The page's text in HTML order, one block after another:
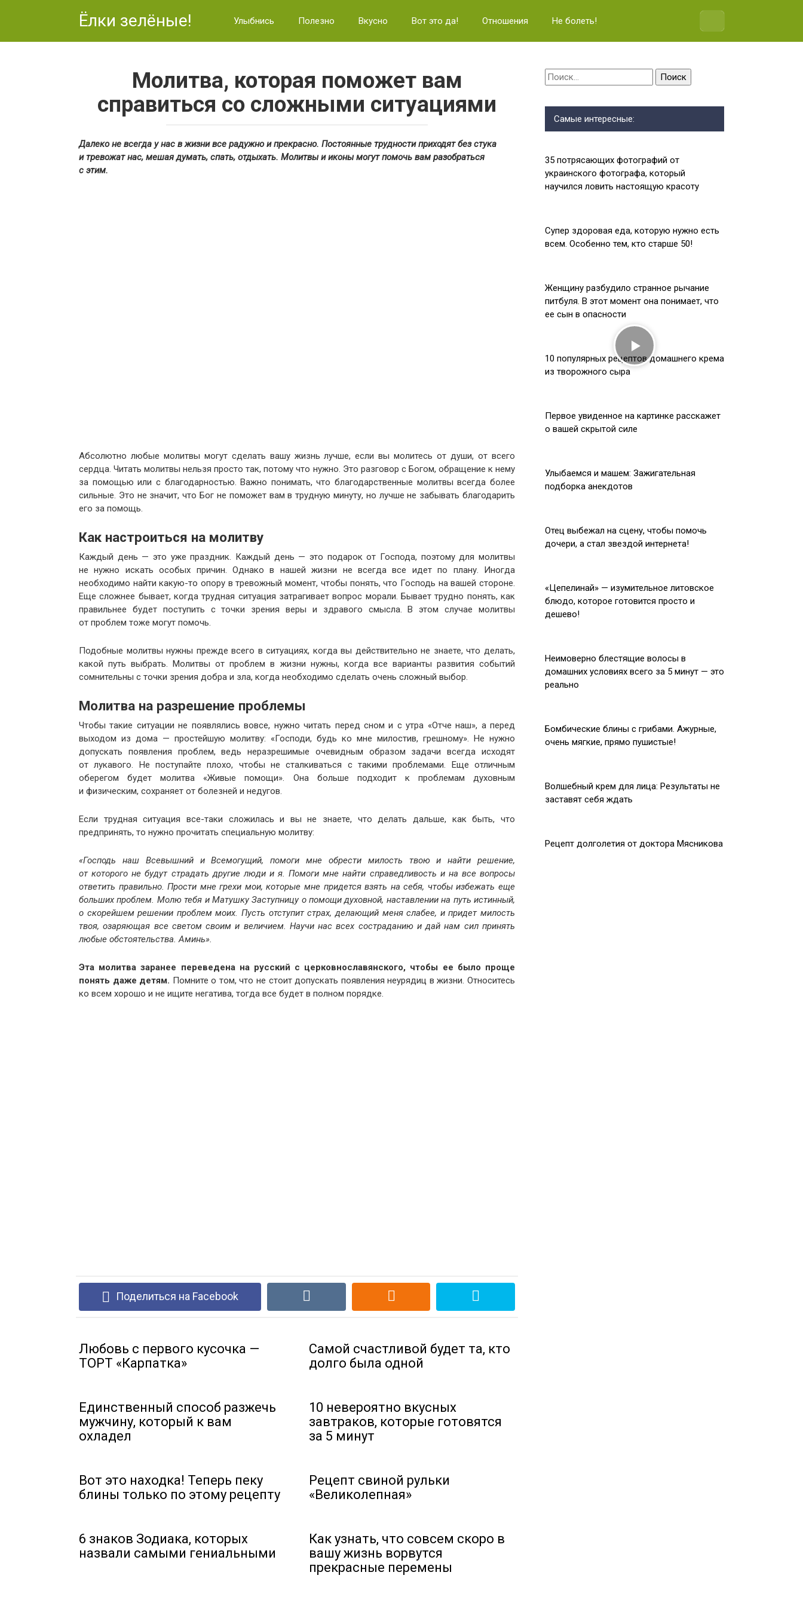
Ёлки зелёные! Улыбнись Полезно Вкусно Вот это да! Отношения Не болеть!
Молитва, которая поможет вам
справиться со сложными ситуациями
Далеко не всегда у нас в жизни все радужно и прекрасно. Постоянные трудности приходят без стука
и тревожат нас, мешая думать, спать, отдыхать. Молитвы и иконы могут помочь вам разобраться
с этим.
Абсолютно любые молитвы могут сделать вашу жизнь лучше, если вы молитесь от души, от всего
сердца. Читать молитвы нельзя просто так, потому что нужно. Это разговор с Богом, обращение к нему
за помощью или с благодарностью. Важно понимать, что благодарственные молитвы всегда более
сильные. Это не значит, что Бог не поможет вам в трудную минуту, но лучше не забывать благодарить
его за помощь.
Как настроиться на молитву
Каждый день — это уже праздник. Каждый день — это подарок от Господа, поэтому для молитвы
не нужно искать особых причин. Однако в нашей жизни не всегда все идет по плану. Иногда
необходимо найти какую-то опору в тревожный момент, чтобы понять, что Господь на вашей стороне.
Еще сложнее бывает, когда трудная ситуация затрагивает вопрос морали. Бывает трудно понять, как
правильнее будет поступить с точки зрения веры и здравого смысла. В этом случае молитвы
от проблем тоже могут помочь.
Подобные молитвы нужны прежде всего в ситуациях, когда вы действительно не знаете, что делать,
какой путь выбрать. Молитвы от проблем в жизни нужны, когда все варианты развития событий
сомнительны с точки зрения добра и зла, когда необходимо сделать очень сложный выбор.
Молитва на разрешение проблемы
Чтобы такие ситуации не появлялись вовсе, нужно читать перед сном и с утра «Отче наш», а перед
выходом из дома — простейшую молитву: «Господи, будь ко мне милостив, грешному». Не нужно
допускать появления проблем, ведь неразрешимые очевидным образом задачи всегда исходят
от лукавого. Не поступайте плохо, чтобы не сталкиваться с такими проблемами. Еще отличным
оберегом будет молитва «Живые помощи». Она больше подходит к проблемам духовным
и физическим, сохраняет от болезней и недугов.
Если трудная ситуация все-таки сложилась и вы не знаете, что делать дальше, как быть, что
предпринять, то нужно прочитать специальную молитву:
«Господь наш Всевышний и Всемогущий, помоги мне обрести милость твою и найти решение,
от которого не будут страдать другие люди и я. Помоги мне найти справедливость и на все вопросы
ответить правильно. Прости мне грехи мои, которые мне придется взять на себя, чтобы избежать еще
больших проблем. Молю тебя и Матушку Заступницу о помощи духовной, наставлении на путь истинный,
о скорейшем решении проблем моих. Пусть отступит страх, делающий меня слабее, и придет милость
твоя, озаряющая все светом своим и величием. Научи нас всех состраданию и дай нам сил принять
любые обстоятельства. Аминь».
Эта молитва заранее переведена на русский с церковнославянского, чтобы ее было проще
понять даже детям. Помните о том, что не стоит допускать появления неурядиц в жизни. Относитесь
ко всем хорошо и не ищите негатива, тогда все будет в полном порядке.
Поделиться на Facebook
Любовь с первого кусочка —
ТОРТ «Карпатка»
Самой счастливой будет та, кто
долго была одной
Единственный способ разжечь
мужчину, который к вам
охладел
10 невероятно вкусных
завтраков, которые готовятся
за 5 минут
Вот это находка! Теперь пеку
блины только по этому рецепту
Рецепт свиной рульки
«Великолепная»
6 знаков Зодиака, которых
назвали самыми гениальными
Как узнать, что совсем скоро в
вашу жизнь ворвутся
прекрасные перемены
Найти:
Самые интересные:
35 потрясающих фотографий от
украинского фотографа, который
научился ловить настоящую красоту
Супер здоровая еда, которую нужно есть
всем. Особенно тем, кто старше 50!
Женщину разбудило странное рычание
питбуля. В этот момент она понимает, что
ее сын в опасности
10 популярных рецептов домашнего крема
из творожного сыра
Первое увиденное на картинке расскажет
о вашей скрытой силе
Улыбаемся и машем: Зажигательная
подборка анекдотов
Отец выбежал на сцену, чтобы помочь
дочери, а стал звездой интернета!
«Цепелинай» — изумительное литовское
блюдо, которое готовится просто и
дешево!
Неимоверно блестящие волосы в
домашних условиях всего за 5 минут — это
реально
Бомбические блины с грибами. Ажурные,
очень мягкие, прямо пушистые!
Волшебный крем для лица: Результаты не
заставят себя ждать
Рецепт долголетия от доктора Мясникова